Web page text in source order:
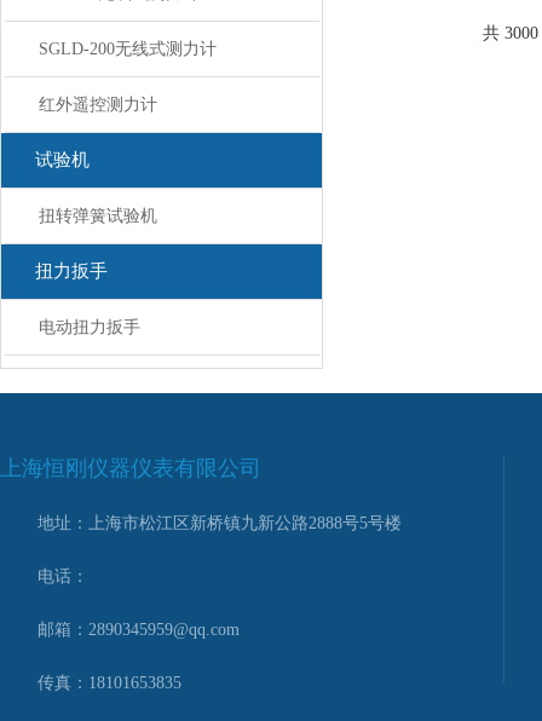
SGLD-200无线式测力计
红外遥控测力计
试验机
扭转弹簧试验机
扭力扳手
电动扭力扳手
时、峰值、自动峰
共
上海恒刚仪器仪表有限公司
地址：上海市松江区新桥镇九新公路2888号5号楼
电话：
邮箱：2890345959@qq.com
传真：18101653835